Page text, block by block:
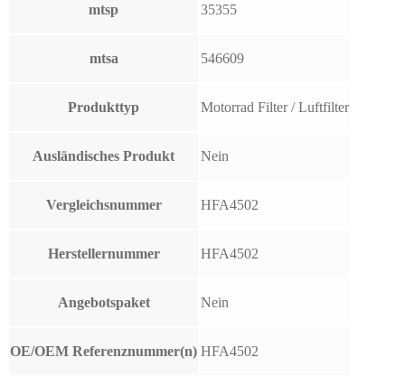
mtsp 35355
mtsa 546609
Produkttyp Motorrad Filter / Luftfilter
Ausländisches Produkt Nein
Vergleichsnummer HFA4502
Herstellernummer HFA4502
Angebotspaket Nein
OE/OEM Referenznummer(n) HFA4502